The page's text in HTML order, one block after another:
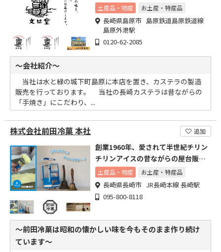
作りカステラ」をご堪能あれ
土産品・物産 お土産・特産品
長崎県島原市 島原鉄道島原鉄道線
島原外港駅
0120-62-2085
～会社紹介～
当社は水と緑の城下町島原に本店を置き、カステラの製造
販売を行っております。 当社の長崎カステラは昔ながらの
「手焼き」にこだわり、...
株式会社前田冷菓 本社 追加
創業1960年、愛されて半世紀チリン
チリンアイスの昔ながらの屋台販
売、前田冷菓です。
土産品・物産 お土産・特産品
長崎県長崎市 JR長崎本線 長崎駅
095-800-8118
～前田冷菓は昭和の懐かしい味を今もそのまま作り続け
ています～